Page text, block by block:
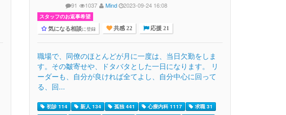
91 1037 Mind 2023-09-24 16:08
スタッフのお返事希望
気になる相談に登録 共感 22 応援 21
職場で、同僚のほとんどが月に一度は、当日欠勤をしま
す。その皺寄せや、ドタバタとした一日になります。 リ
ーダーも、自分が良ければ全てよし、自分中心に回って
る、回...
初診 114 新人 134 孤独 441 心療内科 1117
求職 31